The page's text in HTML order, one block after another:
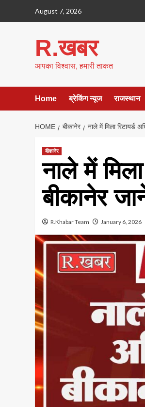
August 7, 2026
R.खबर
आपका विश्वास, हमारी ताकत
Home ब्रेकिंग न्यूज राजस्थान
HOME बीकानेर नाले में मिला रिटायर्ड
बीकानेर
नाले में
बीकानेर
R.Khabar Team January 6, 2026